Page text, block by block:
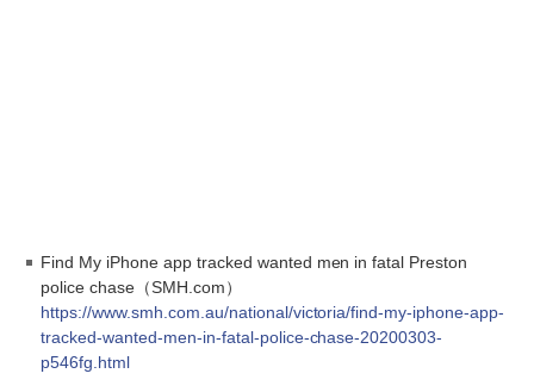
Find My iPhone app tracked wanted men in fatal Preston
police chase（SMH.com）
https://www.smh.com.au/national/victoria/find-my-iphone-app-
tracked-wanted-men-in-fatal-police-chase-20200303-
p546fg.html